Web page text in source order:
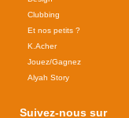
Clubbing
Et nos petits ?
K.Acher
Jouez/Gagnez
Alyah Story
Suivez-nous sur